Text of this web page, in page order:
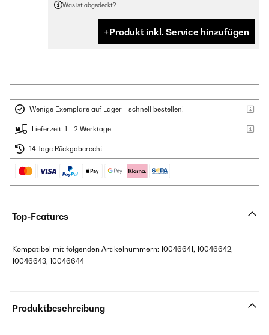
Was ist abgedeckt?
Produkt inkl. Service hinzufügen
Wenige Exemplare auf Lager - schnell bestellen!
Lieferzeit: 1 - 2 Werktage
14 Tage Rückgaberecht
Top-Features
Kompatibel mit folgenden Artikelnummern: 10046641, 10046642,
10046643, 10046644
Produktbeschreibung